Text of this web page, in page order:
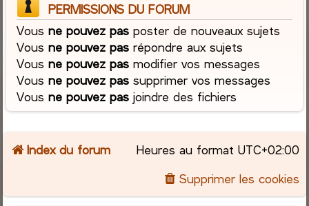
PERMISSIONS DU FORUM
Vousne pouvez pas poster de nouveaux sujets
Vousne pouvez pas répondre aux sujets
Vousne pouvez pas modifier vos messages
Vousne pouvez pas supprimer vos messages
Vousne pouvez pas joindre des fichiers
Index du forum Heures au format UTC+02:00
Supprimer les cookies